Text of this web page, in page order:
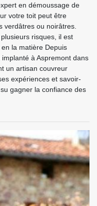
en démoussage de
votre toit peut être
verdâtres ou noirâtres.
risques, il est
la matière Depuis
à Aspremont dans
un artisan couvreur
expériences et savoir-
gagner la confiance des